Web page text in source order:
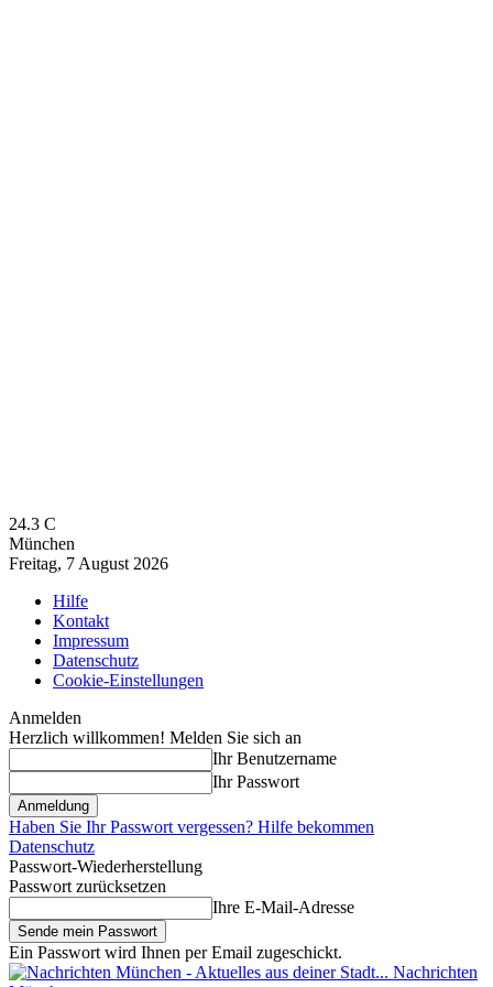
24.3 C
München
Freitag, 7 August 2026
Hilfe
Kontakt
Impressum
Datenschutz
Cookie-Einstellungen
Anmelden
Herzlich willkommen! Melden Sie sich an
Ihr Benutzername
Ihr Passwort
Haben Sie Ihr Passwort vergessen? Hilfe bekommen
Datenschutz
Passwort-Wiederherstellung
Passwort zurücksetzen
Ihre E-Mail-Adresse
Ein Passwort wird Ihnen per Email zugeschickt.
Nachrichten